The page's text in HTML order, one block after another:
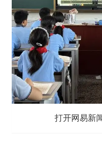
打开网易新